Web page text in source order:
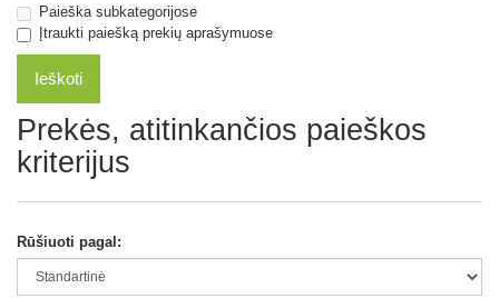
Paieška subkategorijose
Įtraukti paiešką prekių aprašymuose
Prekės, atitinkančios paieškos
kriterijus
Rūšiuoti pagal: